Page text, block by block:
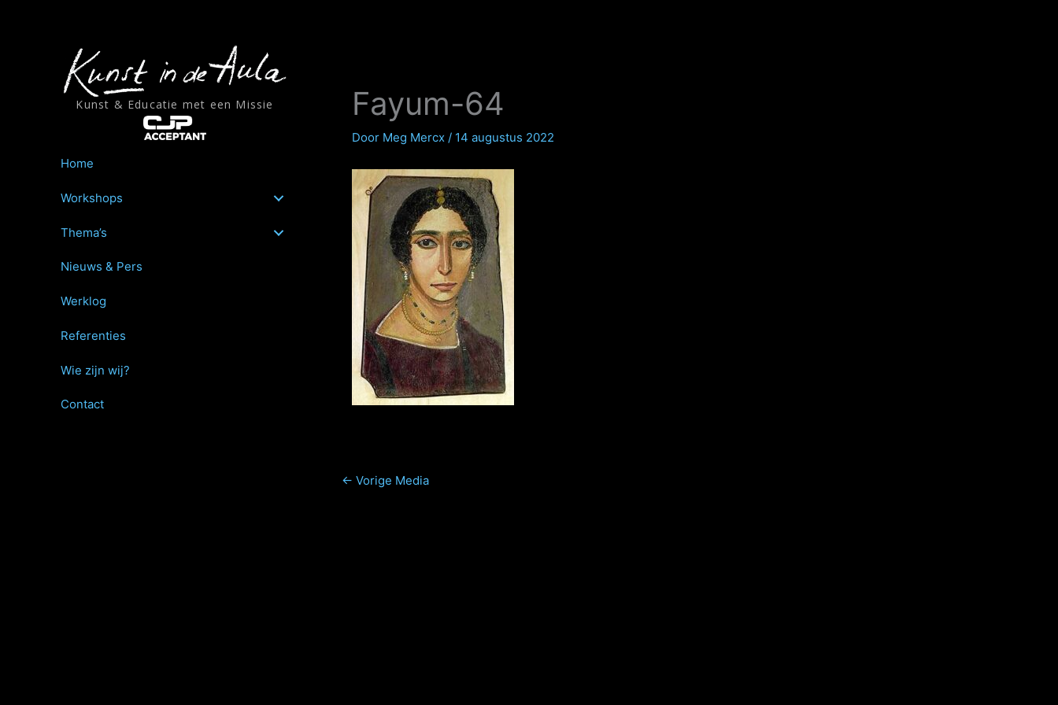
Kunst & Educatie met een Missie
Home
Workshops
Thema’s
Nieuws & Pers
Werklog
Referenties
Wie zijn wij?
Contact
Fayum-64
Door Meg Mercx / 14 augustus 2022
← Vorige Media